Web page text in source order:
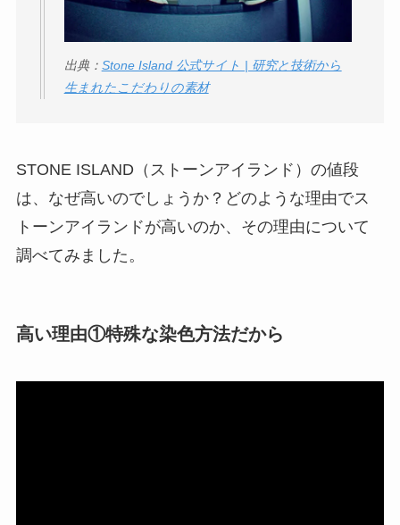
アレクサンドルドゥ
パリはなぜ高い？な
ぜ人気？安く買える
テはなぜ高い？なぜ
人気？安く買える方
法も解説！
も解説！
出典： Stone Island 公式サイト | 研究と技術から
生まれたこだわりの素材
STONE ISLAND（ストーンアイランド）の値段
は、なぜ高いのでしょうか？どのような理由でス
トーンアイランドが高いのか、その理由について
調べてみました。
高い理由①特殊な染色方法だから